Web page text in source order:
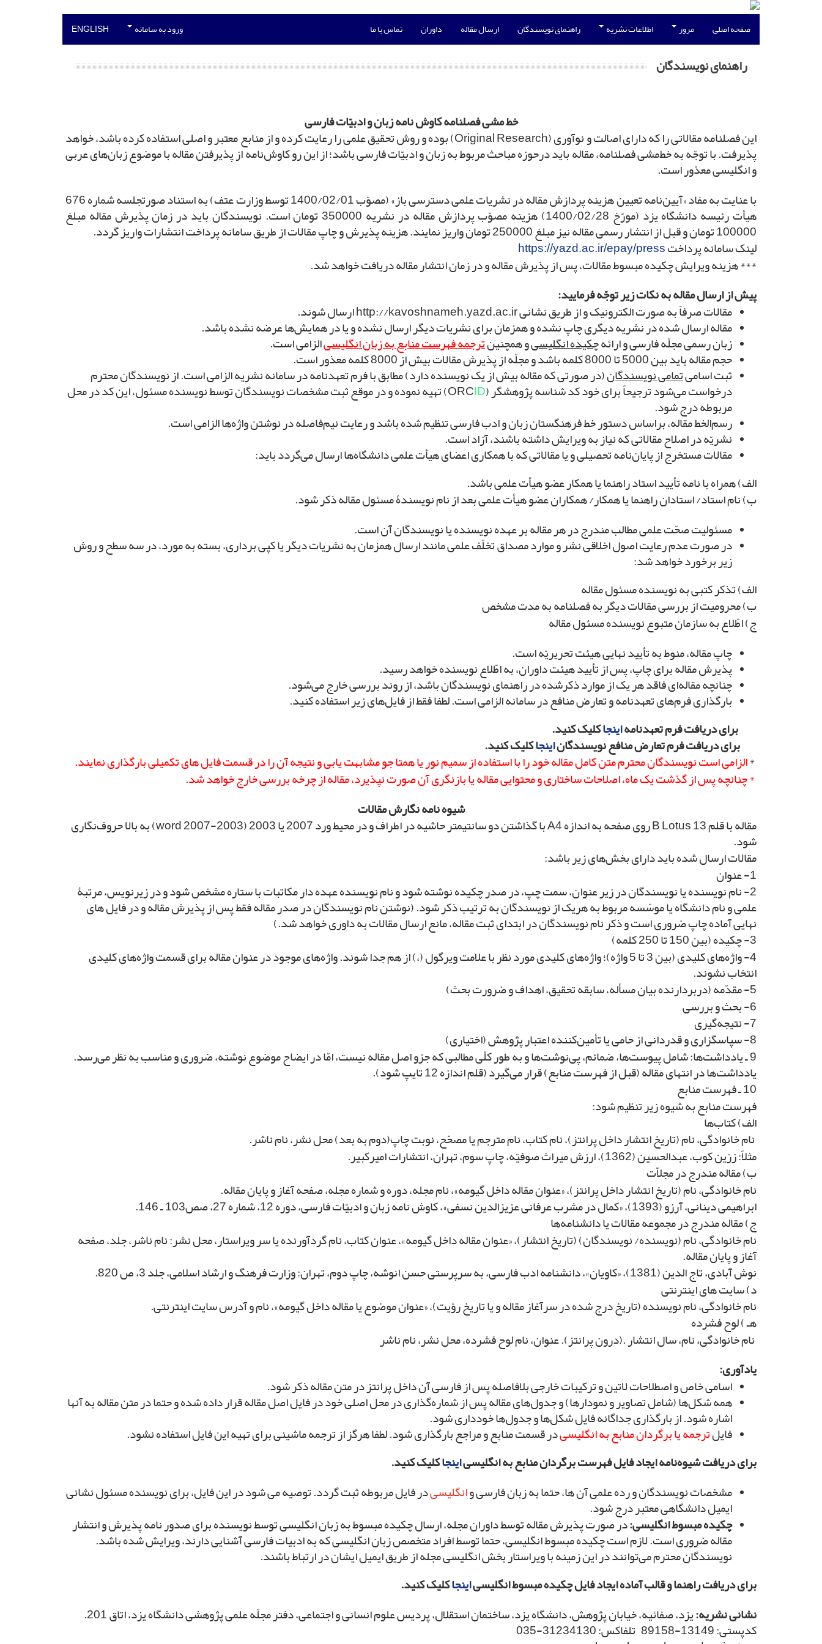
صفحه اصلی مرور اطلاعات نشریه راهنمای نویسندگان ارسال مقاله داوران تماس با ما ورود به سامانه ENGLISH
راهنمای نویسندگان
خط مشی فصلنامه کاوش نامه زبان و ادبیّات فارسی
این فصلنامه مقالاتی را که دارای اصالت و نوآوری (Original Research) بوده و روش تحقیق علمی را رعایت ­کرده و از منابع معتبر و اصلی استفاده­ کرده باشد، خواهد
پذیرفت. با توجّه به خط‌مشی فصلنامه، مقاله باید درحوزه مباحث مربوط به زبان و ادبیّات فارسی باشد؛ از این رو کاوش‌نامه از پذیرفتن مقاله با موضوع زبان‌های عربی
و انگلیسی معذور است.
با عنایت به مفاد «آیین‌نامه تعیین هزینه پردازش مقاله در نشریات علمی دسترسی باز» (مصوّب 1400/02/01 توسط وزارت عتف) به استناد صورتجلسه شماره 676
هیأت رئیسه دانشگاه یزد (مورّخ 1400/02/28) هزینه مصوّب پردازش مقاله در نشریه 350000 تومان است. نویسندگان باید در زمان پذیرش مقاله مبلغ
100000 تومان و قبل از انتشار رسمی مقاله نیز مبلغ 250000 تومان واریز نمایند. هزینه پذیرش و چاپ مقالات از طریق سامانه پرداخت انتشارات واریز گردد.
لینک سامانه پرداخت https://yazd.ac.ir/epay/press
*** هزینه ویرایش چکیده مبسوط مقالات، پس از پذیرش مقاله و در زمان انتشار مقاله دریافت خواهد شد.
پیش از ارسال مقاله به نکات زیر توجّه فرمایید:
مقالات صرفاً به صورت الکترونیک و از طریق نشانی http://kavoshnameh.yazd.ac.ir ارسال شوند.
مقاله ارسال ­شده در نشریه دیگری چاپ نشده و همزمان برای نشریات دیگر ارسال­ نشده و یا در همایش‌ها عرضه نشده باشد.
زبان رسمی مجلّه فارسی و ارائهچکیده انگلیسیو همچنینترجمهفهرست منابع به زبان انگلیسیالزامی است.
حجم مقاله باید بین 5000 تا 8000 کلمه باشد و مجلّه از پذیرش مقالات بیش از 8000 کلمه معذور است.
ثبت اسامیتمامی نویسندگان(در صورتی که مقاله بیش از یک نویسنده دارد) مطابق با فرم تعهدنامه در سامانه نشریه الزامی است. از نویسندگان محترم
درخواست می‌شود ترجیحاً برای خود کد شناسه پژوهشگر (ORCID ) تهیه نموده و در موقع ثبت مشخصات نویسندگان توسط نویسنده مسئول، این کد در محل
مربوطه درج شود.
رسم‌الخط مقاله، بر‌اساس دستور خط فرهنگستان زبان و ادب فارسی تنظیم شده ­باشد و رعایت نیم­‌فاصله در نوشتن واژه­‌ها الزامی است.
نشریّه در اصلاح مقالاتی که نیاز به ویرایش داشته باشند، آزاد است.
مقالات مستخرج از پایان‌نامه تحصیلی و یا مقالاتی که با همکاری اعضای هیأت علمی دانشگاه‌ها ارسال می‌گردد باید:
الف) همراه با نامه تأیید استاد راهنما یا همکار عضو هیأت علمی باشد.
ب) نام استاد/ استادان راهنما یا همکار/ همکاران عضو هیأت علمی بعد از نام نویسندۀ مسئول مقاله ذکر شود.
مسئولیت صحّت علمی مطالب مندرج در هر مقاله بر عهده نویسنده یا نویسندگان آن است.
در صورت عدم رعایت اصول اخلاقی نشر و موارد مصداق تخلّف علمی مانند ارسال همزمان به نشریات دیگر یا کپی برداری، بسته به مورد، در سه سطح و روش
زیر برخورد خواهد شد:
الف) تذکر کتبی به نویسنده مسئول مقاله
ب) محرومیت از بررسی مقالات دیگر به فصلنامه به مدت مشخص
ج) اطّلاع به سازمان متبوع نویسنده مسئول مقاله
چاپ مقاله، منوط به تأیید نهایی هیئت تحریریّه است.
پذیرش مقاله برای چاپ، پس از تأیید هیئت داوران، به اطّلاع نویسنده خواهد رسید.
چنانچه مقاله‌ای فاقد هر یک از موارد ذکرشده در راهنمای نویسندگان باشد، از روند بررسی خارج می‌شود.
بارگذاری فرم‌های تعهدنامه و تعارض منافع در سامانه الزامی است. لطفا فقط از فایل‌های زیر استفاده کنید.
برای دریافت فرم تعهدنامهاینجاکلیک کنید.
برای دریافت فرم تعارض منافع نویسندگاناینجاکلیک کنید.
*الزامی است نویسندگان محترم متن کامل مقاله خود را با استفاده ازسمیم نوریاهمتا جومشابهت یابی و نتیجه آن را در قسمت فایل های تکمیلی بارگذاری نمایند.
* چنانچه پس از گذشت یک ماه، اصلاحات ساختاری و محتوایی مقاله یا بازنگری آن صورت نپذیرد، مقاله از چرخه بررسی خارج خواهد شد.
شیوه نامه نگارش مقالات
مقاله با قلم B Lotus 13 روی صفحه به اندازه A4 با گذاشتن دو سانتیمتر حاشیه در اطراف و در محیط ورد 2007 یا 2003 (word 2007-2003) به بالا حروف‌نگاری
شود.
مقالات ارسال شده باید دارای بخش‌­های زیر باشد:
1- عنوان
2- نام نویسنده یا نویسندگان در زیر عنوان، سمت چپ، در صدر چکیده نوشته شود و نام نویسنده عهده ‌دار مکاتبات با ستاره مشخص شود و در زیرنویس، مرتبۀ
علمی و نام دانشگاه یا موسّسه مربوط به هریک از نویسندگان به ترتیب ذکر شود. (نوشتن نام نویسندگان در صدر مقاله فقط پس از پذیرش مقاله و در فایل های
نهایی آماده چاپ ضروری است و ذکر نام نویسندگان در ابتدای ثبت مقاله، مانع ارسال مقالات به داوری خواهد شد.)
3- چکیده (بین 150 تا 250 کلمه)
4- واژه‌های کلیدی (بین 3 تا 5 واژه)؛ واژه‌های کلیدی مورد نظر با علامت ویرگول (،) از هم جدا شوند. واژه‌های موجود در عنوان مقاله برای قسمت واژه‌های کلیدی
انتخاب نشوند.
5- مقدّمه (دربردارنده بیان مسأله، سابقه تحقیق، اهداف و ضرورت بحث)
6- بحث و بررسی
7- نتیجه‌گیری
8- سپاسگزاری و قدردانی از حامی یا تأمین‌کننده اعتبار پژوهش (اختیاری)
9 ـ یادداشت‌ها: شامل پیوست‌ها، ضمائم، پی‌نوشت‌ها و به طور کلّی مطالبی که جزو اصل مقاله نیست، امّا در ایضاح موضوع نوشته، ضروری و مناسب به نظر می‌رسد.
یادداشت‌ها در انتهای مقاله (قبل از فهرست منابع) قرار می­‌گیرد (قلم اندازه 12 تایپ شود).
10 ـ فهرست منابع
فهرست منابع به شیوه زیر تنظیم شود:
الف) کتاب‌ها
نام خانوادگی، نام (تاریخ انتشار داخل پرانتز)، نام کتاب، نام مترجم یا مصحّح، نوبت چاپ(دوم به بعد) محل نشر، نام ناشر.
مثلاً: زرّین کوب، عبدالحسین (1362)، ارزش میراث صوفیّه، چاپ سوم، تهران، انتشارات امیرکبیر.
ب) مقاله مندرج در مجلاّت
نام خانوادگی، نام (تاریخ انتشار داخل پرانتز)، «عنوان مقاله داخل گیومه»، نام مجله‏، دوره و شماره مجله، صفحه آغاز و پایان مقاله.
ابراهیمی دینانی، آرزو (1393)، «کمال در مشرب عرفانی عزیزالدین نسفی»، کاوش نامه زبان و ادبیّات فارسی، دوره 12، شماره 27، صص103 ـ 146.
ج) مقاله مندرج در مجموعه مقالات یا دانشنامه‌ها
نام خانوادگی‏، نام (نویسنده/ نویسندگان) (تاریخ انتشار)، «عنوان مقاله داخل گیومه»، عنوان کتاب، نام گردآورنده یا سر ویراستار، محل نشر: نام ناشر، جلد، صفحه
آغاز و پایان مقاله.
نوش آبادی، تاج الدین (1381)، «کاویان»، دانشنامه ادب فارسی، به سرپرستی حسن انوشه، چاپ دوم، تهران: وزارت فرهنگ و ارشاد اسلامی، جلد 3، ص 820.
د) سایت های اینترنتی
نام خانوادگی، نام نویسنده (تاریخ درج شده در سرآغاز مقاله و یا تاریخ رؤیت)، «عنوان موضوع یا مقاله داخل گیومه»، نام و آدرس سایت اینترنتی.
هـ ) لوح فشرده
نام خانوادگی، نام، سال انتشار .(درون پرانتز). عنوان، نام لوح فشرده، محل نشر، نام ناشر
یادآوری:
اسامی خاص و اصطلاحات لاتین و ترکیبات خارجی بلافاصله پس از فارسی آن داخل پرانتز در متن مقاله ذکر ‌شود.
همه شکل‌ها (شامل تصاویر و نمودارها) و جدول‌های مقاله پس از شماره‌گذاری در محل اصلی خود در فایل اصل مقاله قرار داده شده و حتما در متن مقاله به آنها
اشاره شود. از بارگذاری جداگانه فایل شکل‌ها و جدول‌ها خودداری شود.
فایلترجمه یا برگردان منابع به انگلیسیدر قسمت منابع و مراجع بارگذاری شود. لطفا هرگز از ترجمه ماشینی برای تهیه این فایل استفاده نشود.
برای دریافت شیوه‌نامه ایجاد فایل فهرست برگردان منابع به انگلیسیاینجاکلیک کنید.
مشخصات نویسندگان و رده علمی آن ها، حتما به زبان فارسی وانگلیسیدر فایل مربوطه ثبت گردد. توصیه می شود در این فایل، برای نویسنده مسئول نشانی
ایمیل دانشگاهی معتبر درج شود.
چکیده مبسوط انگلیسی:در صورت پذیرش مقاله توسط داوران مجله، ارسال چکیده مبسوط به زبان انگلیسی توسط نویسنده برای صدور نامه پذیرش و انتشار
مقاله ضروری است. لازم است چکیده مبسوط انگلیسی، حتما توسط افراد متخصص زبان انگلیسی که به ادبیات فارسی آشنایی دارند، ویرایش شده باشد.
نویسندگان محترم می‌توانند در این زمینه با ویراستار بخش انگلیسی مجله از طریق ایمیل ایشان در ارتباط باشند.
برای دریافت راهنما و قالب آماده ایجاد فایل چکیده مبسوط انگلیسیاینجاکلیک کنید.
نشانی نشریه:
یزد، صفائیه، خیابان پژوهش، دانشگاه یزد، ساختمان استقلال، پردیس علوم انسانی و اجتماعی، دفتر مجلّه علمی پژوهشی دانشگاه یزد، اتاق 201.
کدپستی: 13149-89158 تلفاکس: 31234130-035